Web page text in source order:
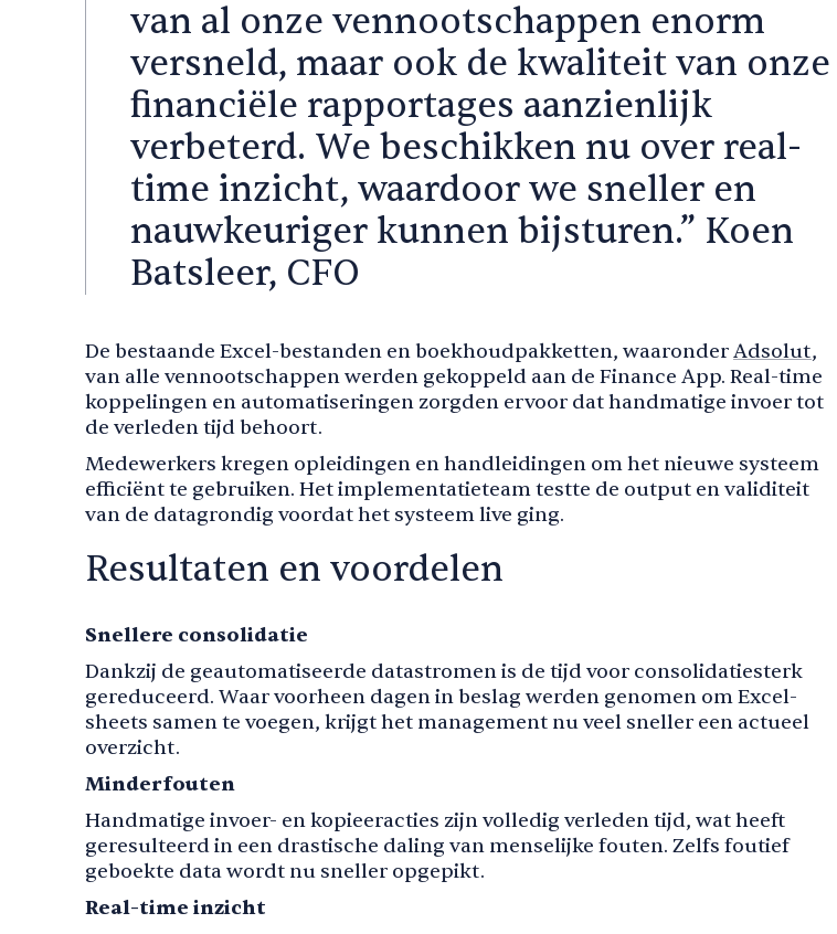
van al onze vennootschappen enorm
versneld, maar ook de kwaliteit van onze
financiële rapportages aanzienlijk
verbeterd. We beschikken nu over real-
time inzicht, waardoor we sneller en
nauwkeuriger kunnen bijsturen.” Koen
Batsleer, CFO
De bestaande Excel-bestanden en boekhoudpakketten, waaronderAdsolut,
van alle vennootschappen werden gekoppeld aan de Finance App. Real-time
koppelingen en automatiseringen zorgden ervoor dat handmatige invoer tot
de verleden tijd behoort.
Medewerkers kregen opleidingen en handleidingen om het nieuwe systeem
efficiënt te gebruiken. Het implementatieteam testte de output en validiteit
van de datagrondig voordat het systeem live ging.
Resultaten en voordelen
Snellere consolidatie
Dankzij de geautomatiseerde datastromen is de tijd voor consolidatiesterk
gereduceerd. Waar voorheen dagen in beslag werden genomen om Excel-
sheets samen te voegen, krijgt het management nu veel sneller een actueel
overzicht.
Minderfouten
Handmatige invoer- en kopieeracties zijn volledig verleden tijd, wat heeft
geresulteerd in een drastische daling van menselijke fouten. Zelfs foutief
geboekte data wordt nu sneller opgepikt.
Real-time inzicht